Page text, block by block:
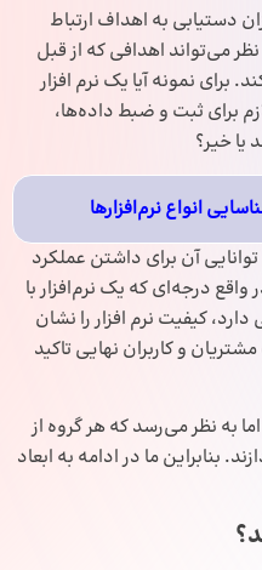
دستیابی به اهداف ارتباط
نظر می‌تواند اهدافی که از قبل
برای نمونه آیا یک نرم‌ افزار
برای ثبت و ضبط داده‌ها،
یا خیر؟
انواع نرم‌افزارها
آن برای داشتن عملکرد
واقع درجه‌ای که یک نرم‌افزار با
کیفیت نرم‌ افزار را نشان
و کاربران نهایی تاکید
به نظر می‌رسد که هر گروه از
بنابراین ما در ادامه به ابعاد